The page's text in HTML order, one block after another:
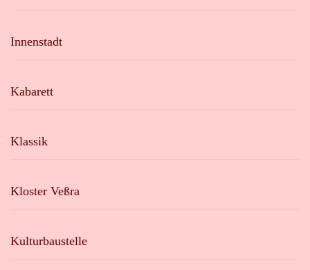
Innenstadt
Kabarett
Klassik
Kloster Veßra
Kulturbaustelle